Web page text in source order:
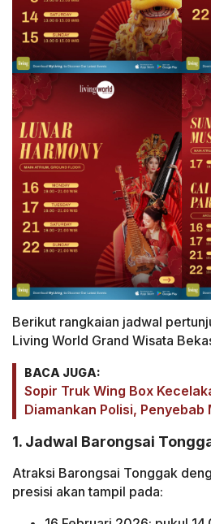
Berikut rangkaian jadwal
Living World Grand Wisata
BACA JUGA:
Sopir Truk Wing Box
Diamankan Polisi, Penyebab
1. Jadwal Barongsai
Atraksi Barongsai Tonggak
presisi akan tampil pada: